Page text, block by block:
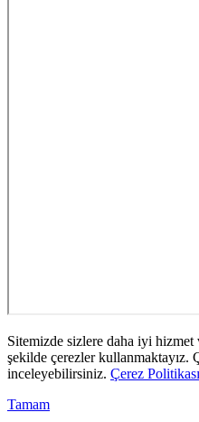
Sitemizde sizlere daha iyi
şekilde çerezler kullanmaktayız.
inceleyebilirsiniz. Çerez Politikası
Tamam